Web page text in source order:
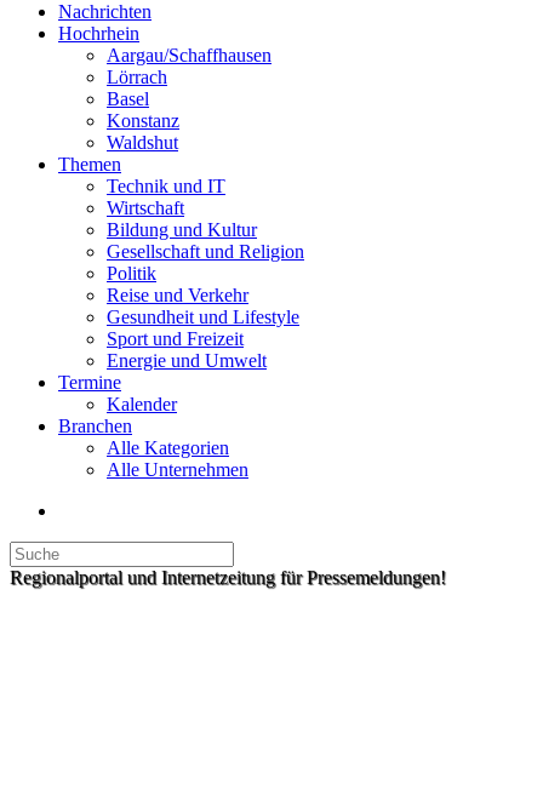
Nachrichten
Hochrhein
Aargau/Schaffhausen
Lörrach
Basel
Konstanz
Waldshut
Themen
Technik und IT
Wirtschaft
Bildung und Kultur
Gesellschaft und Religion
Politik
Reise und Verkehr
Gesundheit und Lifestyle
Sport und Freizeit
Energie und Umwelt
Termine
Kalender
Branchen
Alle Kategorien
Alle Unternehmen
Regionalportal und Internetzeitung für Pressemeldungen!